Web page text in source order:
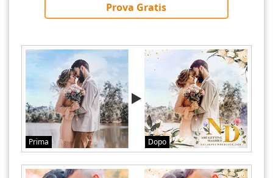
Prova Gratis
Prima Dopo